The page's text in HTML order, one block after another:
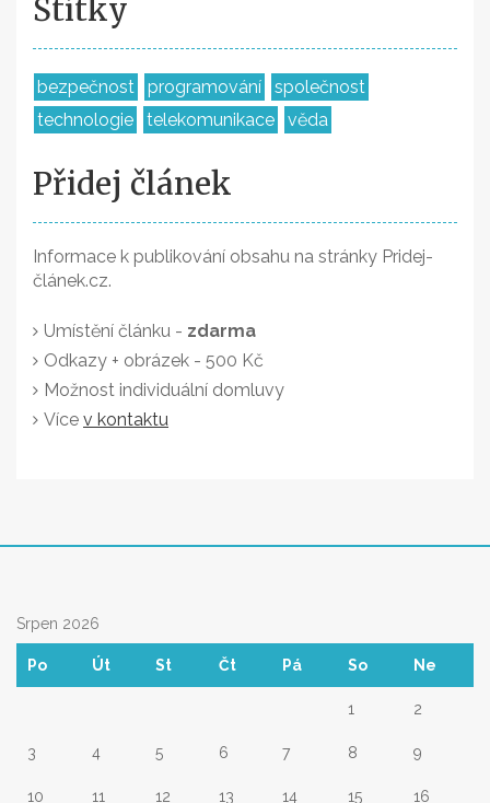
Štítky
bezpečnost programování
společnost
technologie
telekomunikace věda
Přidej článek
Informace k publikování obsahu na stránky Pridej-
článek.cz.
Umístění článku - zdarma
Odkazy + obrázek - 500 Kč
Možnost individuální domluvy
Více v kontaktu
Srpen 2026
Po Út St Čt Pá So Ne
1 2
3 4 5 6 7 8 9
10 11 12 13 14 15 16